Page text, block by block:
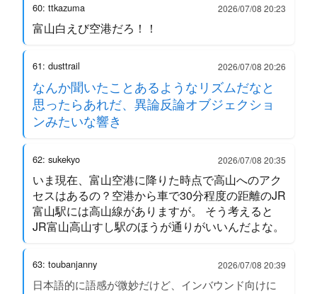
60: ttkazuma 2026/07/08 20:23
富山白えび空港だろ！！
61: dusttrail 2026/07/08 20:26
なんか聞いたことあるようなリズムだなと
思ったらあれだ、異論反論オブジェクショ
ンみたいな響き
62: sukekyo 2026/07/08 20:35
いま現在、富山空港に降りた時点で高山へのアク
セスはあるの？空港から車で30分程度の距離のJR
富山駅には高山線がありますが。 そう考えると
JR富山高山すし駅のほうが通りがいいんだよな。
63: toubanjanny 2026/07/08 20:39
日本語的に語感が微妙だけど、インバウンド向けに